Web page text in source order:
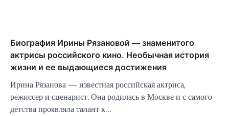
Биография Ирины Рязановой — знаменитого
актрисы российского кино. Необычная история
жизни и ее выдающиеся достижения
Ирина Рязанова — известная российская актриса,
режиссер и сценарист. Она родилась в Москве и с самого
детства проявляла талант к…